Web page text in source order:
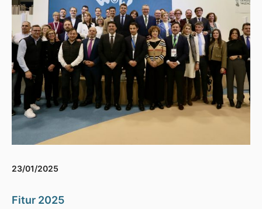
23/01/2025
Fitur 2025